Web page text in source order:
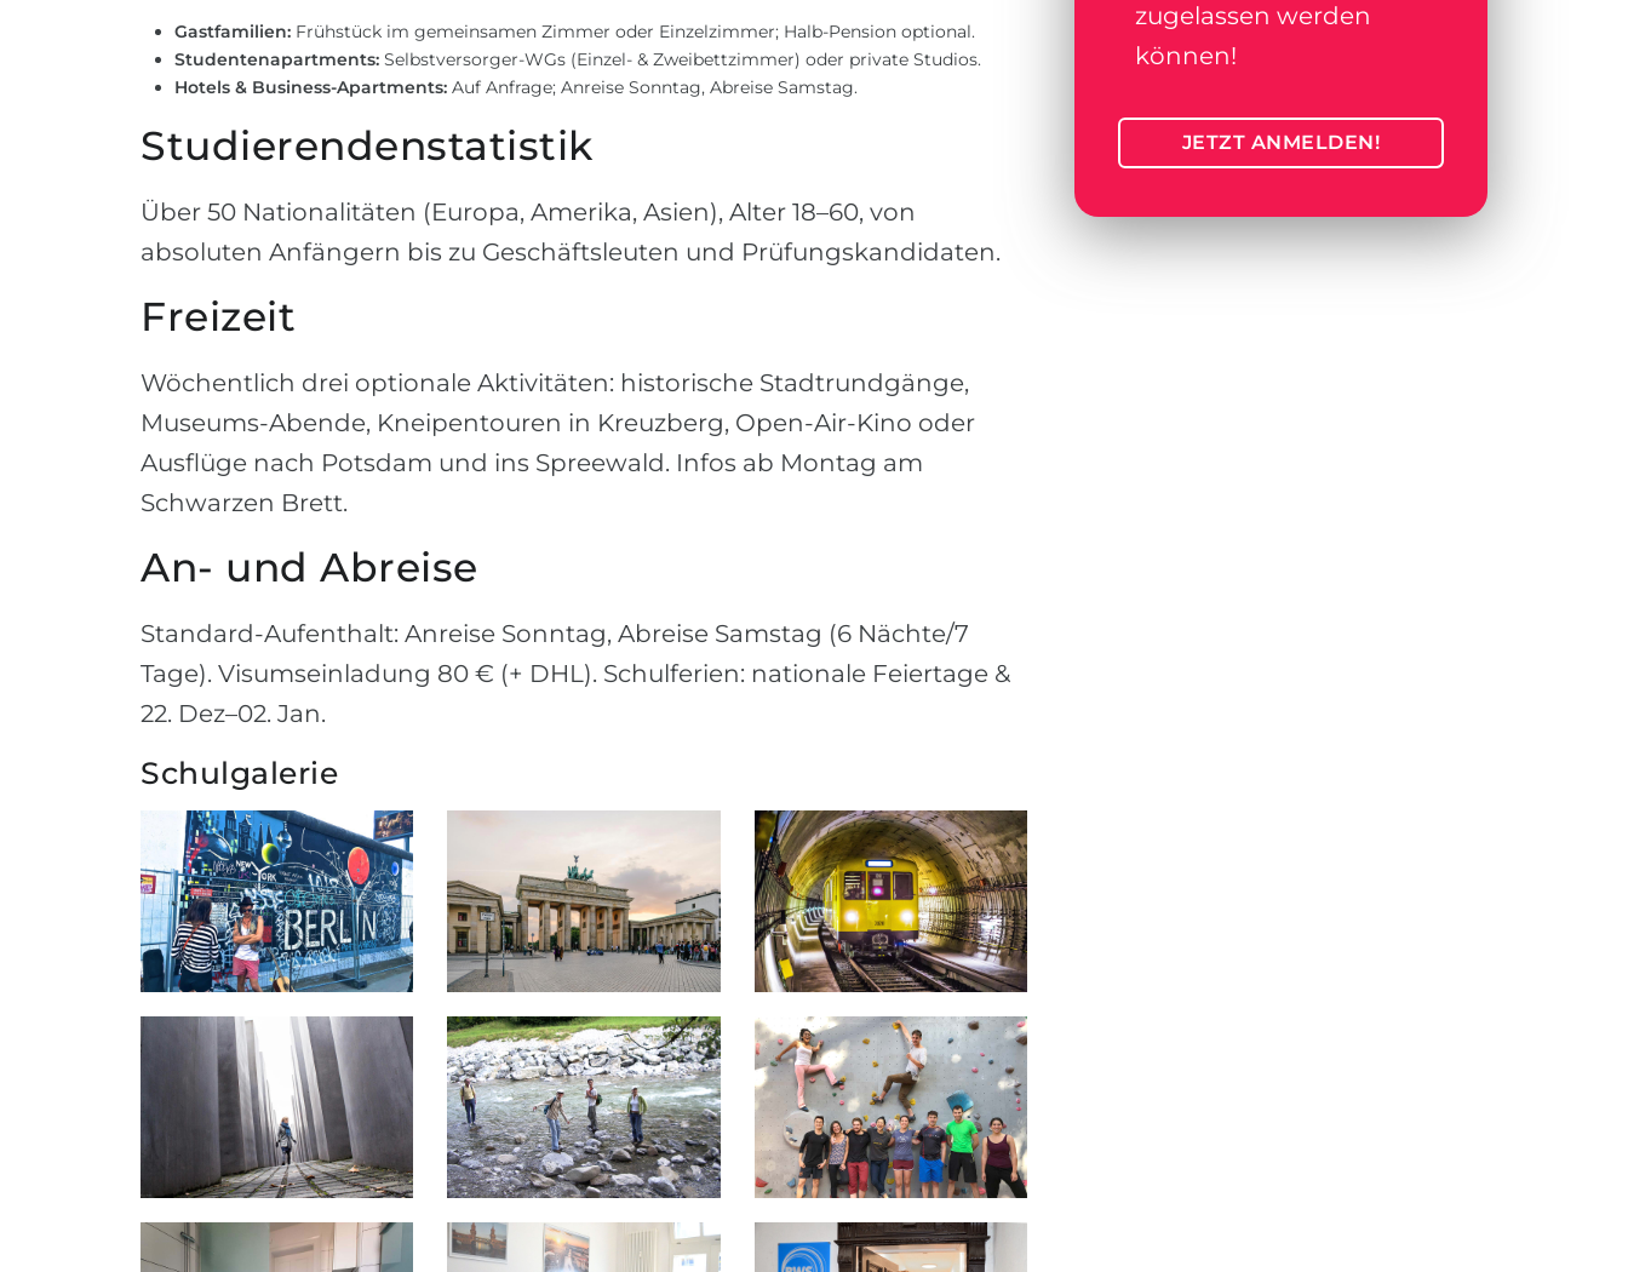
Gastfamilien: Frühstück im gemeinsamen Zimmer oder Einzelzimmer; Halb-Pension optional.
Studentenapartments: Selbstversorger-WGs (Einzel- & Zweibettzimmer) oder private Studios.
Hotels & Business-Apartments: Auf Anfrage; Anreise Sonntag, Abreise Samstag.
Studierendenstatistik
Über 50 Nationalitäten (Europa, Amerika, Asien), Alter 18–60, von
absoluten Anfängern bis zu Geschäftsleuten und Prüfungskandidaten.
Freizeit
Wöchentlich drei optionale Aktivitäten: historische Stadtrundgänge,
Museums-Abende, Kneipentouren in Kreuzberg, Open-Air-Kino oder
Ausflüge nach Potsdam und ins Spreewald. Infos ab Montag am
Schwarzen Brett.
An- und Abreise
Standard-Aufenthalt: Anreise Sonntag, Abreise Samstag (6 Nächte/7
Tage). Visumseinladung 80 € (+ DHL). Schulferien: nationale Feiertage &
22. Dez–02. Jan.
Schulgalerie
zugelassen werden
können!
JETZT ANMELDEN!